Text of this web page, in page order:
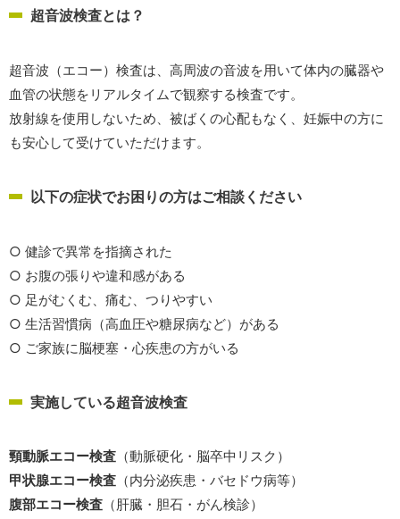
超音波検査とは？
超音波（エコー）検査は、高周波の音波を用いて体内の臓器や
血管の状態をリアルタイムで観察する検査です。
放射線を使用しないため、被ばくの心配もなく、妊娠中の方に
も安心して受けていただけます。
以下の症状でお困りの方はご相談ください
○ 健診で異常を指摘された
○ お腹の張りや違和感がある
○ 足がむくむ、痛む、つりやすい
○ 生活習慣病（高血圧や糖尿病など）がある
○ ご家族に脳梗塞・心疾患の方がいる
実施している超音波検査
頸動脈エコー検査 （動脈硬化・脳卒中リスク）
甲状腺エコー検査 （内分泌疾患・バセドウ病等）
腹部エコー検査 （肝臓・胆石・がん検診）